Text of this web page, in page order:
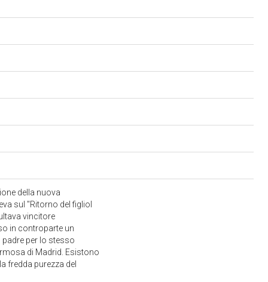
della nuova
sul "Ritorno del figliol
vincitore
in controparte un
per lo stesso
di Madrid. Esistono
fredda purezza del